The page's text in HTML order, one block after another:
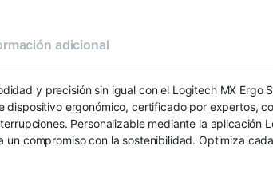
adicional
y precisión sin igual con el Logitech MX
dispositivo ergonómico, certificado por expertos,
Personalizable mediante la
un compromiso con la sostenibilidad. Optimiza